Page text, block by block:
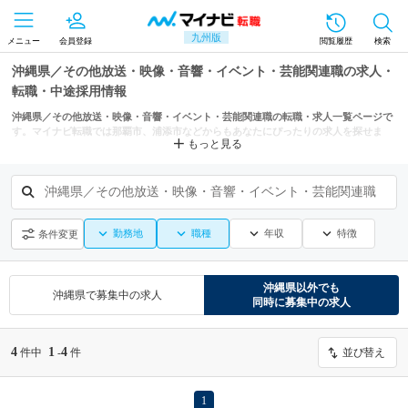
九州版
メニュー 会員登録 閲覧履歴 検索
沖縄県／その他放送・映像・音響・イベント・芸能関連職の求人・
転職・中途採用情報
沖縄県／その他放送・映像・音響・イベント・芸能関連職の転職・求人一覧ページで
す。マイナビ転職では那覇市、浦添市などからもあなたにぴったりの求人を探せま
もっと見る
沖縄県／その他放送・映像・音響・イベント・芸能関連職
条件変更 勤務地 職種 年収 特徴
沖縄県で募集中の求人
沖縄県以外でも
同時に募集中の求人
4 件中 1 -4 件 並び替え
1